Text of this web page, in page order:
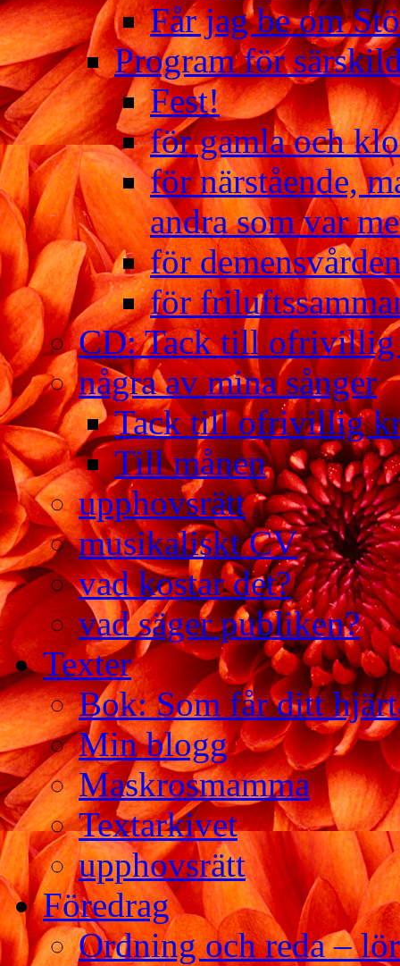
Får jag be om
Program för
Fest!
för gamla och
för närstående,
andra som var
för
för
CD: Tack till ofrivillig
några av mina sånger
Tack till ofrivillig
Till månen
upphovsrätt
musikaliskt CV
vad kostar det?
vad säger publiken?
Texter
Bok: Som får ditt
Min blogg
Maskrosmamma
Textarkivet
upphovsrätt
Föredrag
Ordning och reda –